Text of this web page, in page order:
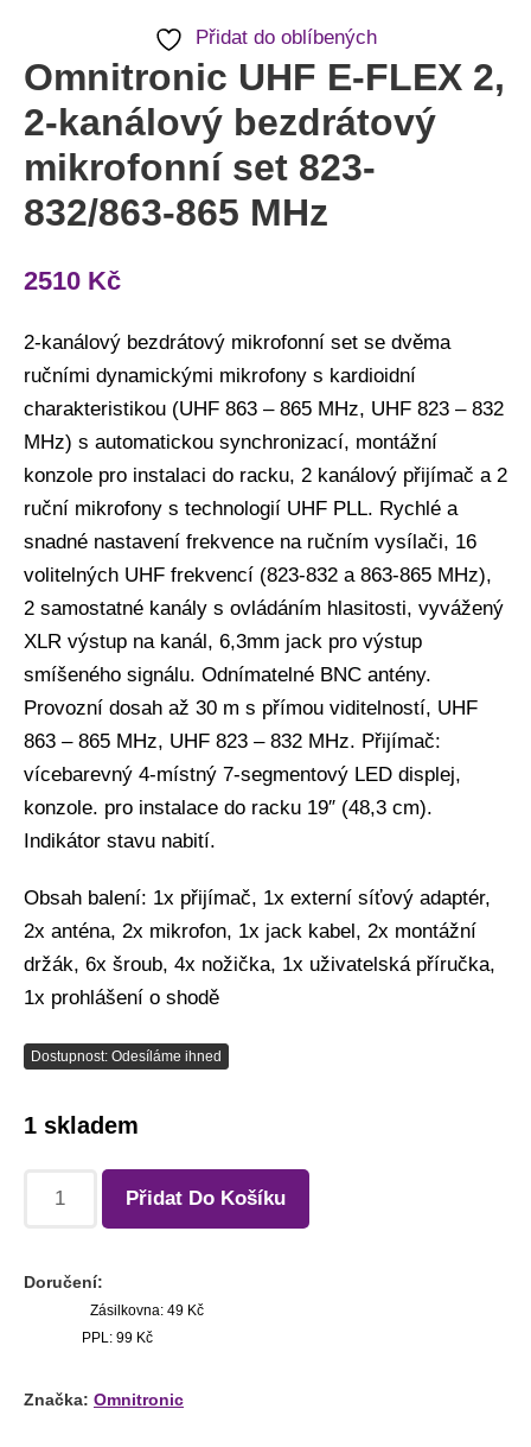
Přidat do oblíbených
Omnitronic UHF E-FLEX 2,
2-kanálový bezdrátový
mikrofonní set 823-
832/863-865 MHz
2510 Kč
2-kanálový bezdrátový mikrofonní set se dvěma
ručními dynamickými mikrofony s kardioidní
charakteristikou (UHF 863 – 865 MHz, UHF 823 – 832
MHz) s automatickou synchronizací, montážní
konzole pro instalaci do racku, 2 kanálový přijímač a 2
ruční mikrofony s technologií UHF PLL. Rychlé a
snadné nastavení frekvence na ručním vysílači, 16
volitelných UHF frekvencí (823-832 a 863-865 MHz),
2 samostatné kanály s ovládáním hlasitosti, vyvážený
XLR výstup na kanál, 6,3mm jack pro výstup
smíšeného signálu. Odnímatelné BNC antény.
Provozní dosah až 30 m s přímou viditelností, UHF
863 – 865 MHz, UHF 823 – 832 MHz. Přijímač:
vícebarevný 4-místný 7-segmentový LED displej,
konzole. pro instalace do racku 19″ (48,3 cm).
Indikátor stavu nabití.
Obsah balení: 1x přijímač, 1x externí síťový adaptér,
2x anténa, 2x mikrofon, 1x jack kabel, 2x montážní
držák, 6x šroub, 4x nožička, 1x uživatelská příručka,
1x prohlášení o shodě
Dostupnost: Odesíláme ihned
1 skladem
865
MHz
množství
Přidat Do Košíku
Doručení:
Zásilkovna: 49 Kč
PPL: 99 Kč
Značka: Omnitronic